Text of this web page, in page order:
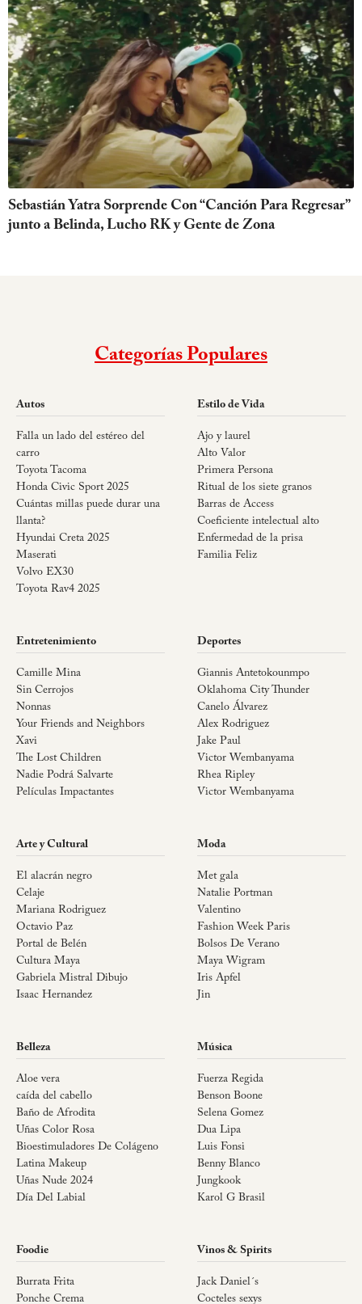
Sebastián Yatra Sorprende Con “Canción Para Regresar”
junto a Belinda, Lucho RK y Gente de Zona
Categorías Populares
Autos
Falla un lado del estéreo del
carro
Toyota Tacoma
Honda Civic Sport 2025
Cuántas millas puede durar una
llanta?
Hyundai Creta 2025
Maserati
Volvo EX30
Toyota Rav4 2025
Estilo de Vida
Ajo y laurel
Alto Valor
Primera Persona
Ritual de los siete granos
Barras de Access
Coeficiente intelectual alto
Enfermedad de la prisa
Familia Feliz
Entretenimiento
Camille Mina
Sin Cerrojos
Nonnas
Your Friends and Neighbors
Xavi
The Lost Children
Nadie Podrá Salvarte
Películas Impactantes
Deportes
Giannis Antetokounmpo
Oklahoma City Thunder
Canelo Álvarez
Alex Rodriguez
Jake Paul
Victor Wembanyama
Rhea Ripley
Victor Wembanyama
Arte y Cultural
El alacrán negro
Celaje
Mariana Rodriguez
Octavio Paz
Portal de Belén
Cultura Maya
Gabriela Mistral Dibujo
Isaac Hernandez
Moda
Met gala
Natalie Portman
Valentino
Fashion Week Paris
Bolsos De Verano
Maya Wigram
Iris Apfel
Jin
Belleza
Aloe vera
caída del cabello
Baño de Afrodita
Uñas Color Rosa
Bioestimuladores De Colágeno
Latina Makeup
Uñas Nude 2024
Día Del Labial
Música
Fuerza Regida
Benson Boone
Selena Gomez
Dua Lipa
Luis Fonsi
Benny Blanco
Jungkook
Karol G Brasil
Foodie
Burrata Frita
Ponche Crema
Vinos & Spirits
Jack Daniel´s
Cocteles sexys